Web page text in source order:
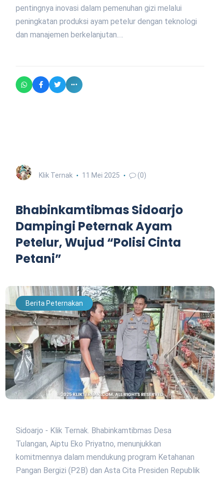
pentingnya inovasi dalam pemenuhan gizi melalui
peningkatan produksi ayam petelur dengan teknologi
dan manajemen berkelanjutan.…
Klik Ternak 11 Mei 2025 (0)
Bhabinkamtibmas Sidoarjo
Dampingi Peternak Ayam
Petelur, Wujud “Polisi Cinta
Petani”
Berita Peternakan
Sidoarjo - Klik Ternak. Bhabinkamtibmas Desa
Tulangan, Aiptu Eko Priyatno, menunjukkan
komitmennya dalam mendukung program Ketahanan
Pangan Bergizi (P2B) dan Asta Cita Presiden Republik